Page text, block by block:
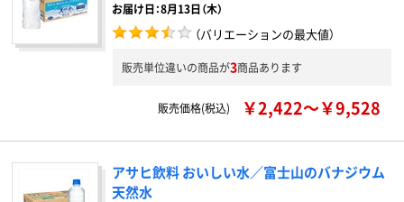
お届け日：8月13日（木）
（バリエーションの最大値）
販売単位違いの商品が3商品あります
販売価格(税込) ￥2,422～￥9,528
アサヒ飲料 おいしい水／富士山のバナジウム
天然水